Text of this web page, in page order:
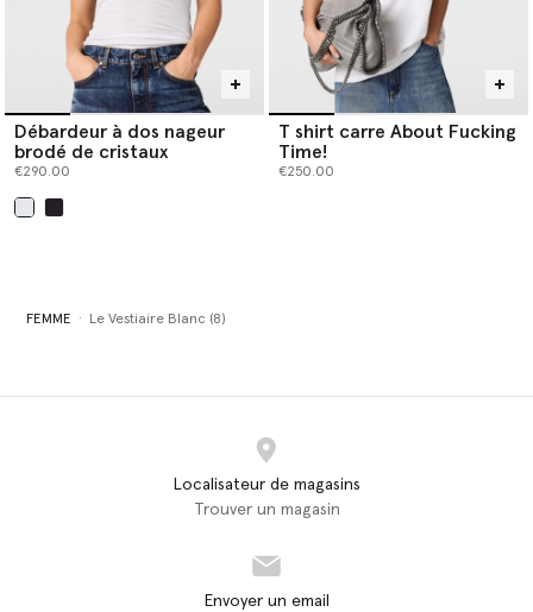
Débardeur à dos nageur
brodé de cristaux
€290.00
T shirt carre About Fucking
Time!
€250.00
FEMME Le Vestiaire Blanc (8)
Localisateur de magasins
Trouver un magasin
Envoyer un email